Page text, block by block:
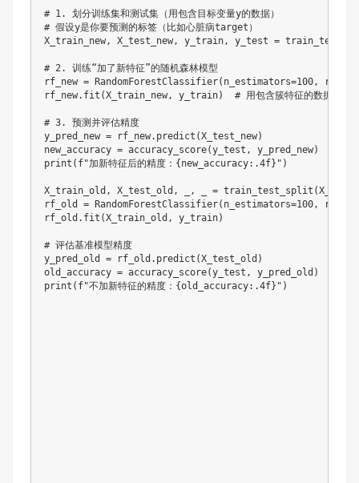
# 1. 划分训练集和测试集（用包含目标变量y的数据）
# 假设y是你要预测的标签（比如心脏病target）
X_train_new, X_test_new, y_train, y_test =
# 2. 训练“加了新特征”的随机森林模型
rf_new = RandomForestClassifier(n_estimators=100,
rf_new.fit(X_train_new, y_train)  # 用包含簇特征的数据训练
# 3. 预测并评估精度
y_pred_new = rf_new.predict(X_test_new)
new_accuracy = accuracy_score(y_test, y_pred_new)
print(f"加新特征后的精度：{new_accuracy:.4f}")
X_train_old, X_test_old, _, _ =
rf_old = RandomForestClassifier(n_estimators=100,
rf_old.fit(X_train_old, y_train)
# 评估基准模型精度
y_pred_old = rf_old.predict(X_test_old)
old_accuracy = accuracy_score(y_test, y_pred_old)
print(f"不加新特征的精度：{old_accuracy:.4f}")